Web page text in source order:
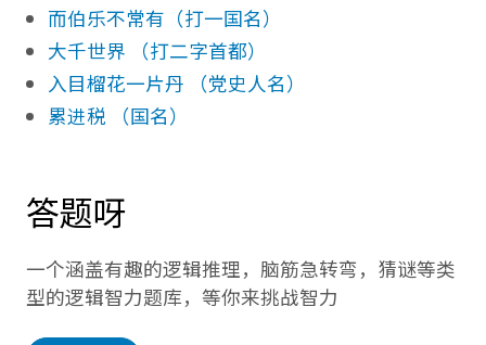
而伯乐不常有（打一国名）
大千世界 （打二字首都）
入目榴花一片丹 （党史人名）
累进税 （国名）
答题呀
一个涵盖有趣的逻辑推理，脑筋急转弯，猜谜等类
型的逻辑智力题库，等你来挑战智力